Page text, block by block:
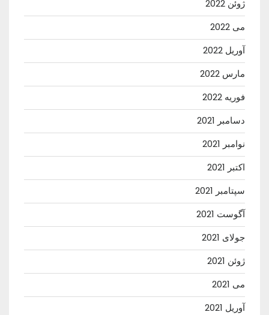
ژوئن 2022
می 2022
آوریل 2022
مارس 2022
فوریه 2022
دسامبر 2021
نوامبر 2021
اکتبر 2021
سپتامبر 2021
آگوست 2021
جولای 2021
ژوئن 2021
می 2021
آوریل 2021